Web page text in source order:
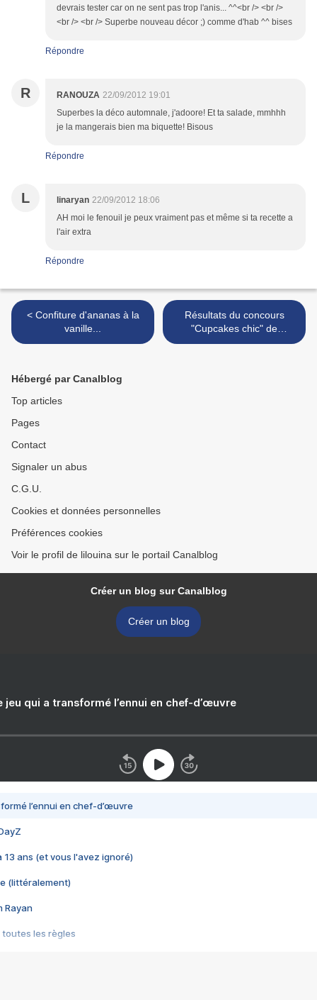
devrais tester car on ne sent pas trop l'anis... ^^<br /> <br />
<br /> <br /> Superbe nouveau décor ;) comme d'hab ^^ bises
Répondre
R RANOUZA 22/09/2012 19:01
Superbes la déco automnale, j'adoore! Et ta salade, mmhhh
je la mangerais bien ma biquette! Bisous
Répondre
L linaryan 22/09/2012 18:06
AH moi le fenouil je peux vraiment pas et même si ta recette a
l'air extra
Répondre
< Confiture d'ananas à la
vanille...
Résultats du concours
"Cupcakes chic" de
Cupcakes en folie et autres
Hébergé par Canalblog
Top articles
Pages
Contact
Signaler un abus
C.G.U.
Cookies et données personnelles
Préférences cookies
Voir le profil de lilouina sur le portail Canalblog
Créer un blog sur Canalblog
Créer un blog
jeu qui a transformé l’ennui en chef-d’œuvre
l’ennui en chef-d’œuvre
13 ans (et vous l'avez ignoré)
(littéralement)
Rayan
toutes les règles